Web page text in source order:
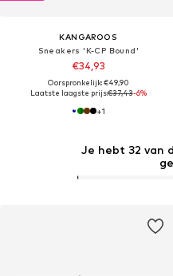
KANGAROOS
Sneakers 'K-CP Bound'
€34,93
Oorspronkelijk: €49,90
Laatste laagste prijs:€37,43-6%
+1
Je hebt 32 van